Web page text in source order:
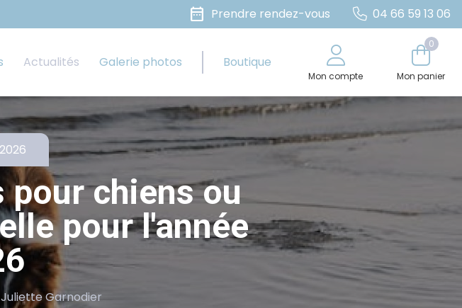
date_range Prendre rendez-vous 04 66 59 13 06
Actualités Galerie photos Boutique
Mon compte
0
Mon panier
pour chiens ou
pour l'année
Juliette Garnodier